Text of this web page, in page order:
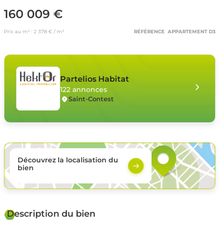
160 009 €
Prix au m² : 2 378 € / m² RÉFÉRENCE APPARTEMENT D3
Partelios Habitat
122 annonces
Saint-Contest
Découvrez la localisation du
bien
Description du bien